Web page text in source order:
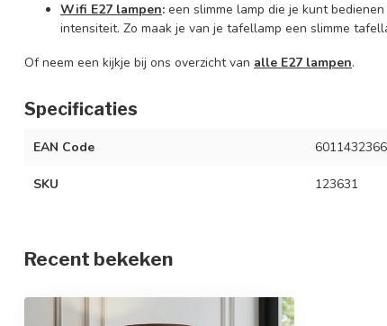
Wifi E27 lampen: een slimme lamp die je kunt
intensiteit. Zo maak je van je tafellamp een slimme
Of neem een kijkje bij ons overzicht van alle E27 lampen.
Specificaties
EAN Code
SKU 123631
Recent bekeken